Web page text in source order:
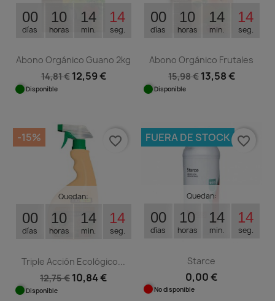
00
días
10
horas
14
min.
13
seg.
Abono Orgánico Guano 2kg
14,81 € 12,59 €
Disponible
00
días
10
horas
14
min.
13
seg.
Abono Orgánico Frutales
15,98 € 13,58 €
Disponible
Quedan:
00
días
10
horas
14
min.
13
seg.
Triple Acción Ecológico...
12,75 € 10,84 €
Disponible
-15% favorite_border
Quedan:
00
días
10
horas
14
min.
13
seg.
Starce
0,00 €
No disponible
FUERA DE STOCK favorite_border